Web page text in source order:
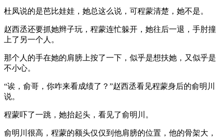
杜凤说的是芭比娃娃，她总这么说，可程蒙清楚，她不是。
赵西丞还要抓她辫子玩，程蒙连忙躲开，她往后一退，手肘撞
上了另一个人。
那个人的手在她的肩膀上按了一下，似乎是想扶她，又似乎是
不小心。
“诶，俞哥，你咋来看成绩了？”赵西丞看见程蒙身后的俞明川
说。
程蒙吓了一跳，她抬起头，看见了俞明川。
俞明川很高，程蒙的额头仅仅到他肩膀的位置，他的骨架大，